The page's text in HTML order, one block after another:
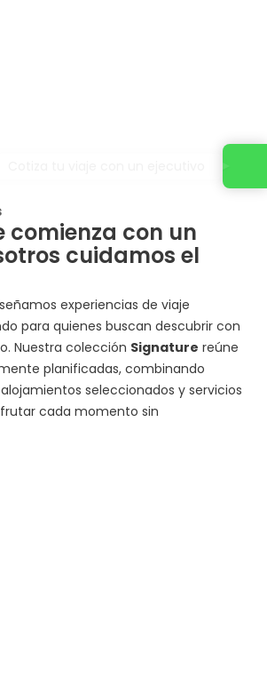
comienza con un
cuidamos el
experiencias de viaje
para quienes buscan descubrir con
Nuestra colección Signature reúne
planificadas, combinando
seleccionados y servicios
cada momento sin